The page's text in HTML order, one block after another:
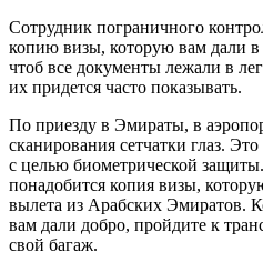
Сотрудник пограничного
копию визы, которую вам дали в
чтоб все документы лежали в
их придется часто показывать.
По приезду в Эмираты, в
сканирования сетчатки глаз.
с целью биометрической
понадобится копия визы,
вылета из Арабских Эмиратов.
вам дали добро, пройдите к
свой багаж.